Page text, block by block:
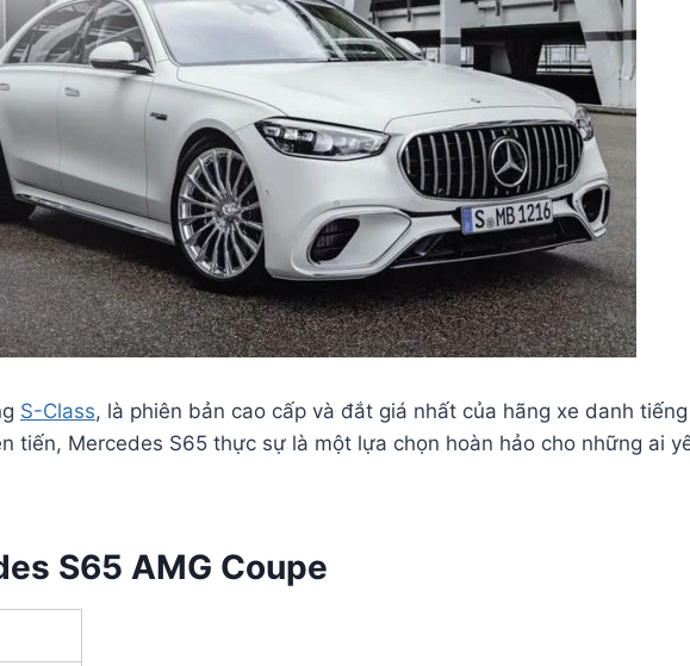
S-Class, là phiên bản cao cấp và đắt giá nhất của hãng xe danh
tiến, Mercedes S65 thực sự là một lựa chọn hoàn hảo cho những ai
S65 AMG Coupe